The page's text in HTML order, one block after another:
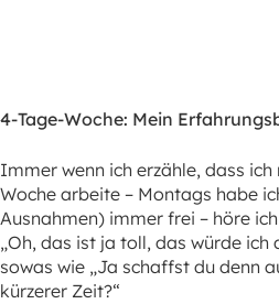
4-Tage-Woche: Mein
Immer wenn ich erzähle, dass ich
Woche arbeite – Montags habe
Ausnahmen) immer frei – höre
„Oh, das ist ja toll, das würde ich
sowas wie „Ja schaffst du denn
kürzerer Zeit?“